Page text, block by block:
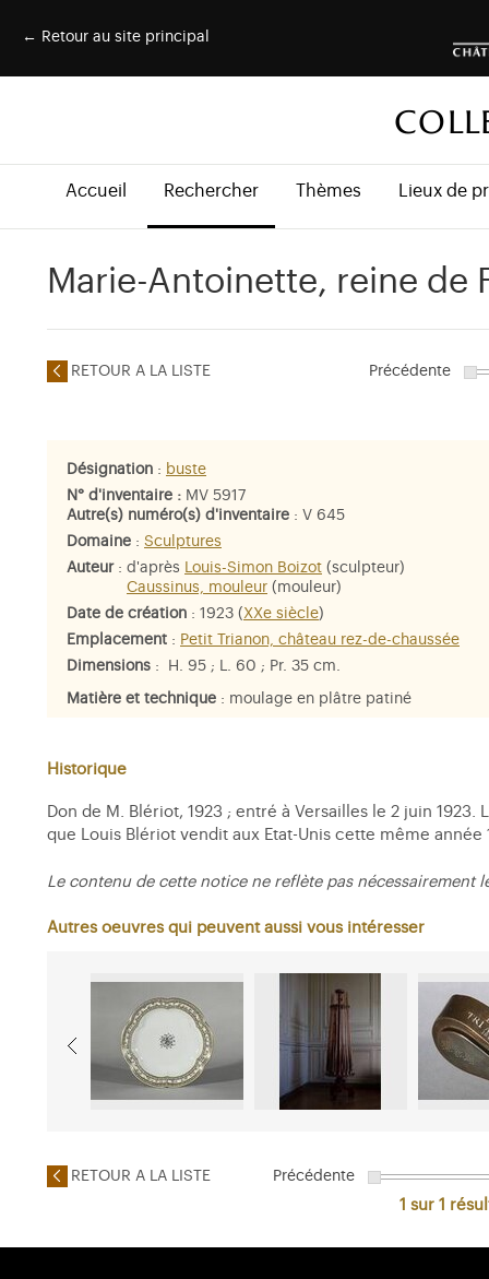
← Retour au site principal
Accueil Rechercher Thèmes Lieux de
Marie-Antoinette, reine de
RETOUR A LA LISTE Précédente
Désignation : buste
N° d'inventaire : MV 5917
Autre(s) numéro(s) d'inventaire : V 645
Domaine : Sculptures
Auteur: d'après Louis-Simon Boizot (sculpteur)
Caussinus, mouleur (mouleur)
Date de création : 1923 ( XXe siècle)
Emplacement : Petit Trianon, château rez-de-chaussée
Dimensions : H. 95 ; L. 60 ; Pr. 35 cm.
Matière et technique : moulage en plâtre patiné
Historique
Don de M. Blériot, 1923 ; entré à Versailles le 2 juin
que Louis Blériot vendit aux Etat-Unis cette même
Le contenu de cette notice ne reflète pas nécessairement
Autres oeuvres qui peuvent aussi vous intéresser
RETOUR A LA LISTE Précédente
1 sur 1